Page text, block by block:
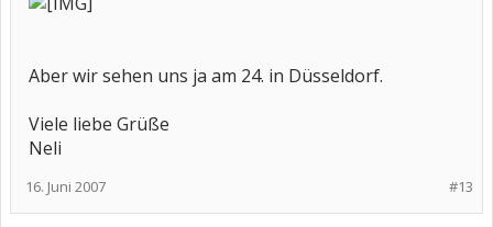
Aber wir sehen uns ja am 24. in Düsseldorf.
Viele liebe Grüße
Neli
#13
16. Juni 2007